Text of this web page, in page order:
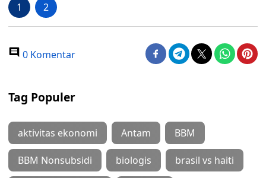
1 2
0 Komentar
Tag Populer
aktivitas ekonomi Antam BBM
BBM Nonsubsidi biologis brasil vs haiti